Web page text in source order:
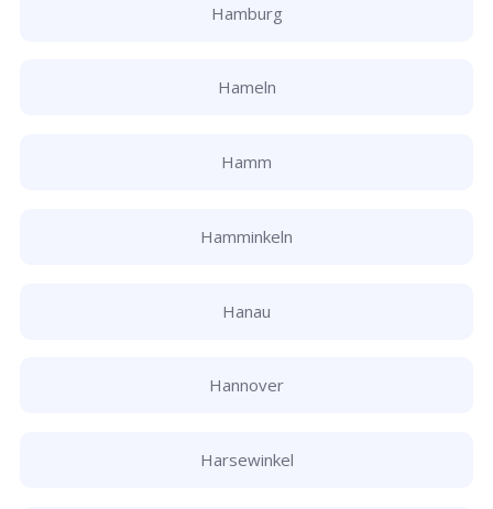
Hamburg
Hameln
Hamm
Hamminkeln
Hanau
Hannover
Harsewinkel